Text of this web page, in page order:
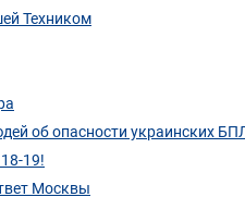
Техником
об опасности украинских
19!
Москвы